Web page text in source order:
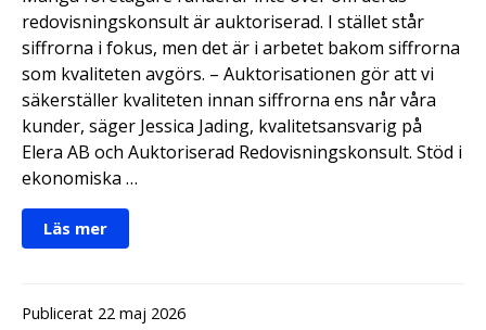
redovisningskonsult är auktoriserad. I stället står
siffrorna i fokus, men det är i arbetet bakom siffrorna
som kvaliteten avgörs. – Auktorisationen gör att vi
säkerställer kvaliteten innan siffrorna ens når våra
kunder, säger Jessica Jading, kvalitetsansvarig på
Elera AB och Auktoriserad Redovisningskonsult. Stöd i
ekonomiska …
Läs mer
Publicerat 22 maj 2026